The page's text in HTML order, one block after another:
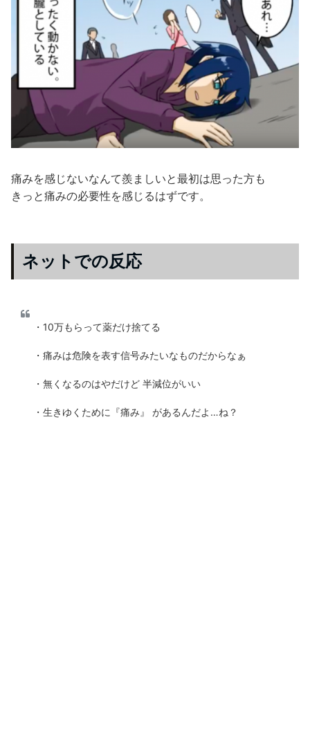
痛みを感じないなんて羨ましいと最初は思った方も
きっと痛みの必要性を感じるはずです。
ネットでの反応
・10万もらって薬だけ捨てる
・痛みは危険を表す信号みたいなものだからなぁ
・無くなるのはやだけど 半減位がいい
・生きゆくために『痛み』 があるんだよ…ね？